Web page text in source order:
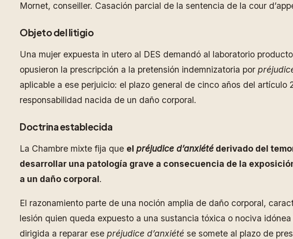
Mornet, conseiller. Casación parcial de la sentencia de la cour
Objeto del litigio
Una mujer expuesta in utero al DES demandó al laboratorio
opusieron la prescripción a la pretensión indemnizatoria por
aplicable a ese perjuicio: el plazo general de cinco años del
responsabilidad nacida de un daño corporal.
Doctrina establecida
La Chambre mixte fija que el préjudice d’anxiété derivado del
desarrollar una patología grave a consecuencia de la
a un daño corporal.
El razonamiento parte de una noción amplia de daño corporal,
lesión quien queda expuesto a una sustancia tóxica o nociva
dirigida a reparar ese préjudice d’anxiété se somete al plazo de